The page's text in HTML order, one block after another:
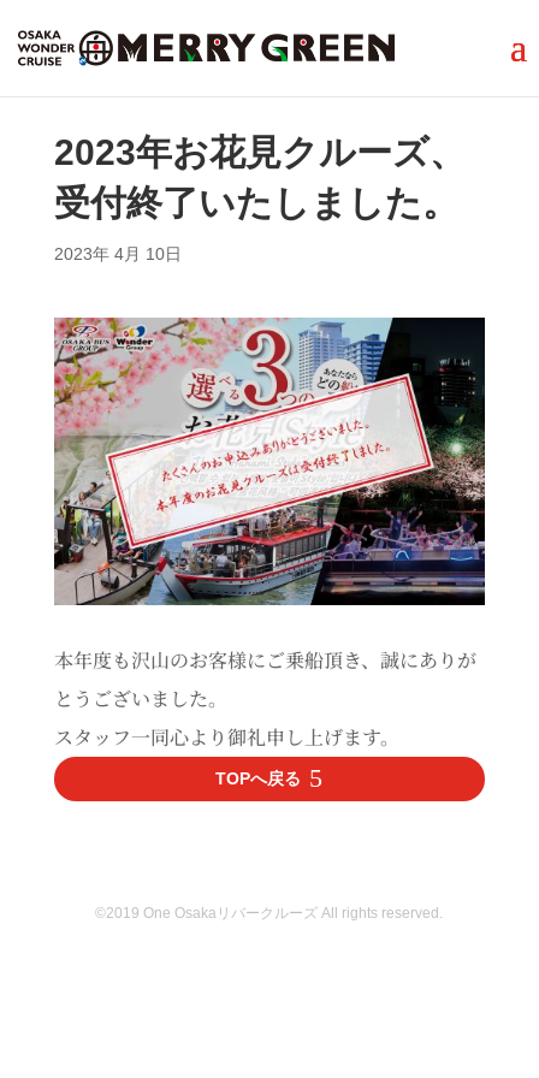
2023年お花見クルーズ、
受付終了いたしました。
2023年 4月 10日
本年度も沢山のお客様にご乗船頂き、誠にありが
とうございました。
スタッフ一同心より御礼申し上げます。
TOPへ戻る
©2019 One Osakaリバークルーズ All rights reserved.